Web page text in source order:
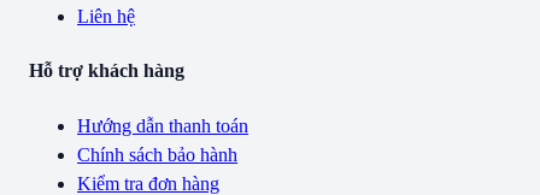
Liên hệ
Hỗ trợ khách hàng
Hướng dẫn thanh toán
Chính sách bảo hành
Kiểm tra đơn hàng